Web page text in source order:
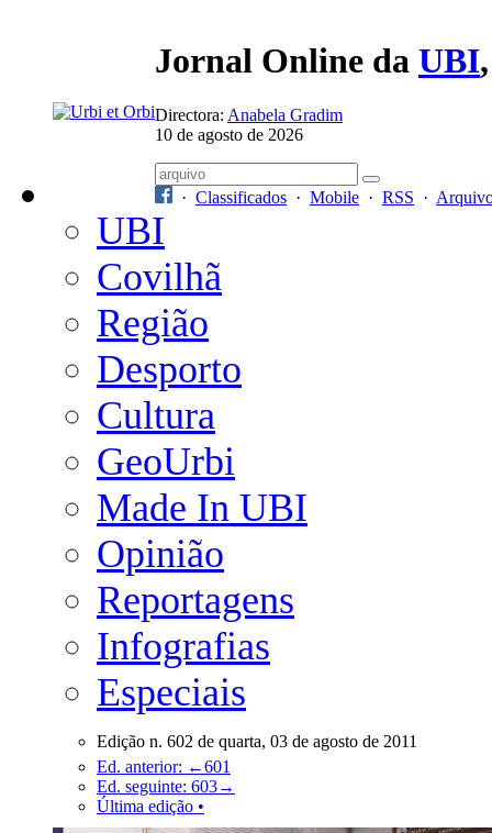
Jornal Online da UBI
Directora: Anabela Gradim
10 de agosto de 2026
· Classificados · Mobile · RSS ·
UBI
Covilhã
Região
Desporto
Cultura
GeoUrbi
Made In UBI
Opinião
Reportagens
Infografias
Especiais
Edição n. 602 de quarta, 03 de agosto de 2011
Ed. anterior: ←601
Ed. seguinte: 603→
Última edição •